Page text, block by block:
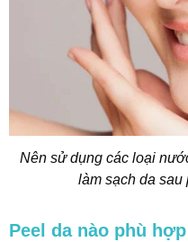
Nên sử dụng các loại
làm sạch da sau
Peel da nào phù